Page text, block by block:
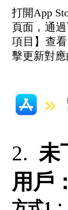
打開App
頁面，通
項目】查
擊更新對應
2.未
用戶：